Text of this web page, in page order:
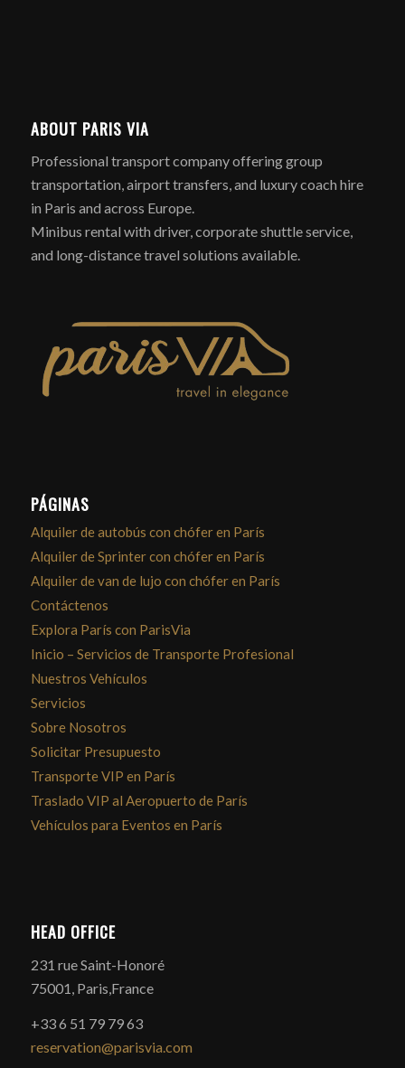
ABOUT PARIS VIA
Professional transport company offering group
transportation, airport transfers, and luxury coach hire
in Paris and across Europe.
Minibus rental with driver, corporate shuttle service,
and long-distance travel solutions available.
PÁGINAS
Alquiler de autobús con chófer en París
Alquiler de Sprinter con chófer en París
Alquiler de van de lujo con chófer en París
Contáctenos
Explora París con ParisVia
Inicio – Servicios de Transporte Profesional
Nuestros Vehículos
Servicios
Sobre Nosotros
Solicitar Presupuesto
Transporte VIP en París
Traslado VIP al Aeropuerto de París
Vehículos para Eventos en París
HEAD OFFICE
231 rue Saint-Honoré
75001, Paris,France
+33 6 51 79 79 63
reservation@parisvia.com